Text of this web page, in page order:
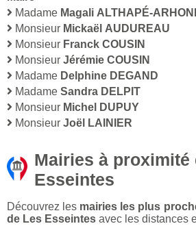
Madame Magali ALTHAPÉ-
Monsieur Mickaël AUDUREAU
Monsieur Franck COUSIN
Monsieur Jérémie COUSIN
Madame Delphine DEGAND
Madame Sandra DELPIT
Monsieur Michel DUPUY
Monsieur Joël LAINIER
Mairies à proximité
Esseintes
Découvrez les mairies les plus
de Les Esseintes avec les distances